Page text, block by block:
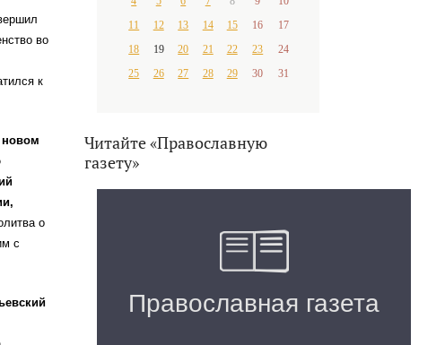
во
к
новом
о
с
11
12 13 14 15 16
17
18
19 20 21 22 23
24
25
26 27 28 29 30 31
Читайте «Православную
газету»